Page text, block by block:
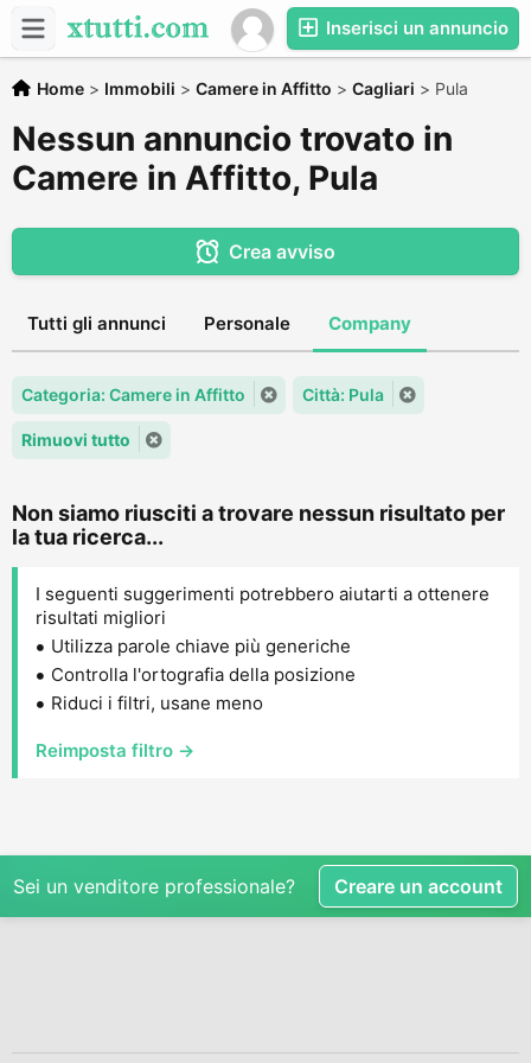
Inserisci un annuncio
Home > Immobili > Camere in Affitto > Cagliari > Pula
Nessun annuncio trovato in
Camere in Affitto, Pula
Crea avviso
Tutti gli annunci Personale Company
Categoria: Camere in Affitto Città: Pula
Rimuovi tutto
Non siamo riusciti a trovare nessun risultato per
la tua ricerca...
I seguenti suggerimenti potrebbero aiutarti a ottenere
risultati migliori
Utilizza parole chiave più generiche
Controlla l'ortografia della posizione
Riduci i filtri, usane meno
Reimposta filtro →
Sei un venditore professionale? Creare un account